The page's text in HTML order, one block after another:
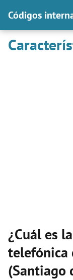
Códigos
¿Cuál es
telefónica
(Santiago